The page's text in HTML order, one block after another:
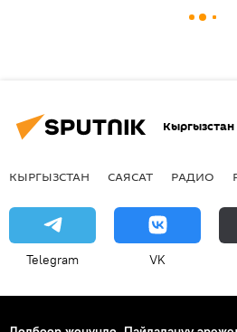
Кыргызстан
КЫРГЫЗСТАН САЯСАТ РАДИО
Telegram VK